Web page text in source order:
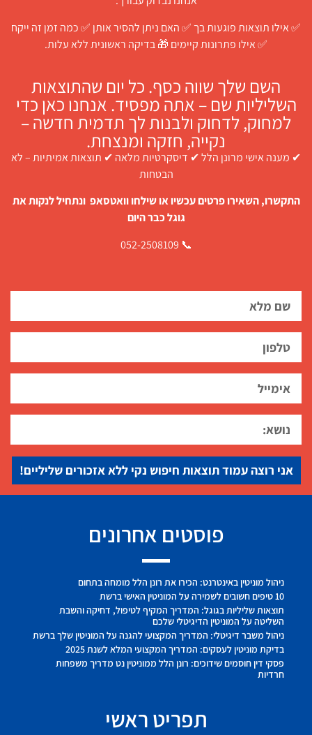
✅ אילו תוצאות פוגעות בך ✅ האם ניתן להסיר אותן ✅ כמה זמן זה ייקח
✅ אילו פתרונות קיימים 🎁 בדיקה ראשונית ללא עלות.
השם שלך שווה כסף. כל יום שהתוצאות
השליליות שם – אתה מפסיד. אנחנו כאן כדי
למחוק, לדחוק ולבנות לך תדמית חדשה –
נקייה, חזקה ומנצחת.
✔ מענה אישי מרונן הלל ✔ דיסקרטיות מלאה ✔ תוצאות אמיתיות – לא
הבטחות
התקשרו, השאירו פרטים עכשיו או שילחו וואטסאפ ונתחיל לנקות את
גוגל כבר היום
📞 052-2508109
אני רוצה עמוד תוצאות חיפוש נקי ללא אזכורים שליליים!
פוסטים אחרונים
ניהול מוניטין באינטרנט: הכירו את רונן הלל מומחה בתחום
10 טיפים חשובים לשמירה על המוניטין האישי ברשת
תוצאות שליליות בגוגל: המדריך המקיף לטיפול, דחיקה והשבת
השליטה על המוניטין הדיגיטלי שלכם
ניהול משבר דיגיטלי: המדריך המקצועי להגנה על המוניטין שלך ברשת
בדיקת מוניטין לעסקים: המדריך המקצועי המלא לשנת 2025
פסקי דין חוסמים שידוכים: רונן הלל ממוניטין נט מדריך משפחות
חרדיות
תפריט ראשי